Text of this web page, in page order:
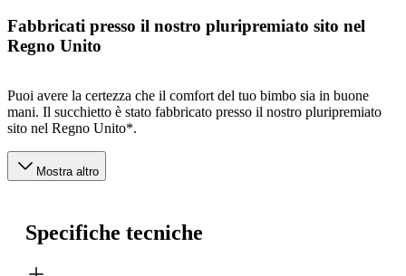
Fabbricati presso il nostro pluripremiato sito nel
Regno Unito
Puoi avere la certezza che il comfort del tuo bimbo sia in buone
mani. Il succhietto è stato fabbricato presso il nostro pluripremiato
sito nel Regno Unito*.
Mostra altro
Specifiche tecniche